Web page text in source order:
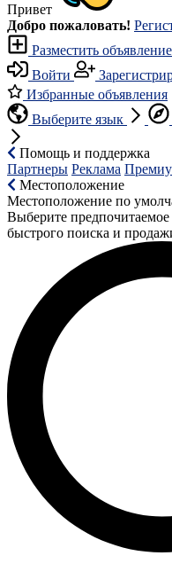
Привет
Добро пожаловать!
Разместить объявление
Войти
Избранные объявления
Выберите язык
Помощь и поддержка
Партнеры Реклама
Местоположение
Местоположение по
Выберите
быстрого поиска и